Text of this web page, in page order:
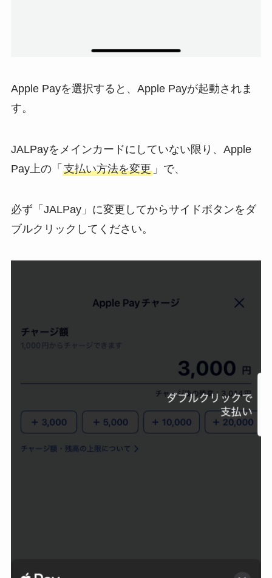
Apple Payを選択すると、Apple Payが起動されま
す。
JALPayをメインカードにしていない限り、Apple
Pay上の「 支払い方法を変更」で、
必ず「JALPay」に変更してからサイドボタンをダ
ブルクリックしてください。